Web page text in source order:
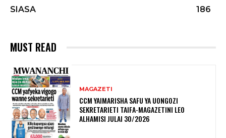
SIASA
186
MUST READ
MAGAZETI
CCM YAIMARISHA SAFU YA UONGOZI
SEKRETARIETI TAIFA-MAGAZETINI LEO
ALHAMISI JULAI 30/2026